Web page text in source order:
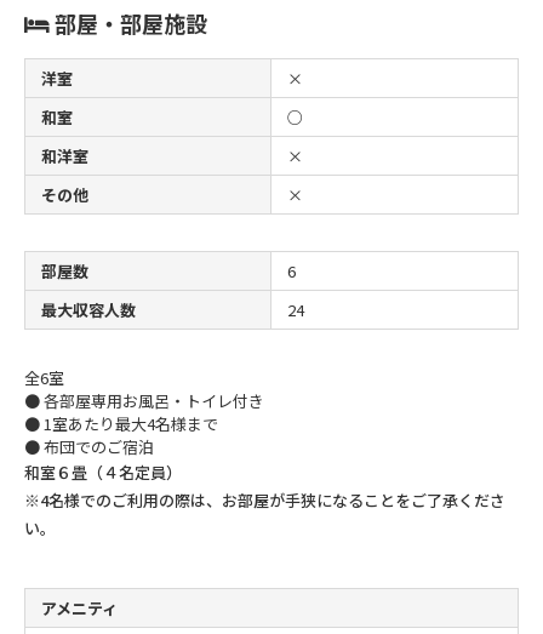
部屋・部屋施設
洋室
×
和室
○
和洋室
×
その他
×
部屋数
6
最大収容人数
24
全6室
● 各部屋専用お風呂・トイレ付き
● 1室あたり最大4名様まで
● 布団でのご宿泊
和室６畳（４名定員）
※4名様でのご利用の際は、お部屋が手狭になることをご了承くださ
い。
アメニティ